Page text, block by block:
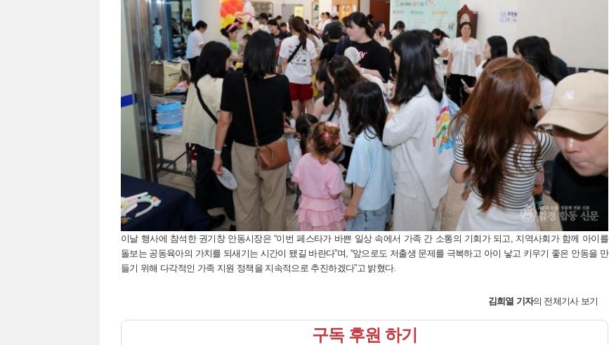
이날 행사에 참석한 권기창 안동시장은 “이번 페스타가 바쁜 일상 속에서 가족 간 소통의 기회가 되고, 지역사회가 함께 아이를
돌보는 공동육아의 가치를 되새기는 시간이 됐길 바란다”며, “앞으로도 저출생 문제를 극복하고 아이 낳고 키우기 좋은 안동을 만
들기 위해 다각적인 가족 지원 정책을 지속적으로 추진하겠다”고 밝혔다.
김희열 기자의 전체기사 보기
구독 후원 하기